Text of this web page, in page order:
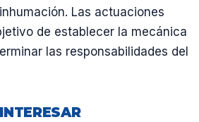
Las actuaciones
de establecer la mecánica
las responsabilidades del